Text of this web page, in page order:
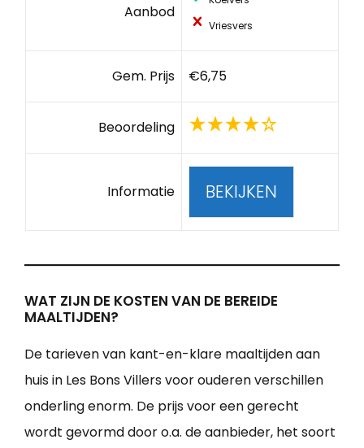
Aanbod
Vriesvers
Gem. Prijs €6,75
Beoordeling
Informatie BEKIJKEN
WAT ZIJN DE KOSTEN VAN DE BEREIDE
MAALTIJDEN?
De tarieven van kant-en-klare maaltijden aan
huis in Les Bons Villers voor ouderen verschillen
onderling enorm. De prijs voor een gerecht
wordt gevormd door o.a. de aanbieder, het soort